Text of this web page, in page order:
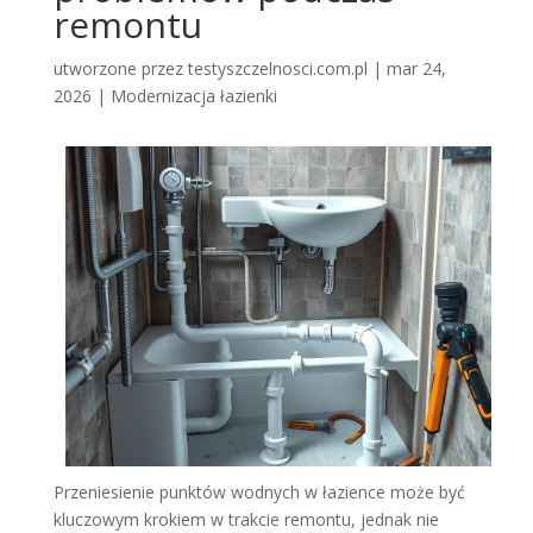
remontu
utworzone przeztestyszczelnosci.com.pl | mar 24,
2026 | Modernizacja łazienki
Przeniesienie punktów wodnych w łazience może być
kluczowym krokiem w trakcie remontu, jednak nie